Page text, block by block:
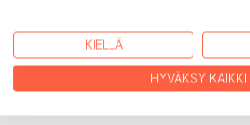
LEHDISTÖARVOSTELUT
KIELLÄ
HYVÄKSY KAIKKI